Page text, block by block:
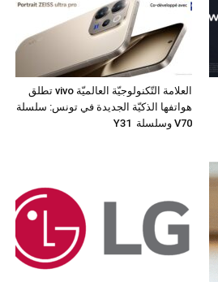
العلامة التّكنولوجيّة العالميّة vivo تطلق
هواتفها الذكيّة الجديدة في تونس: سلسلة
V70 وسلسلة Y31